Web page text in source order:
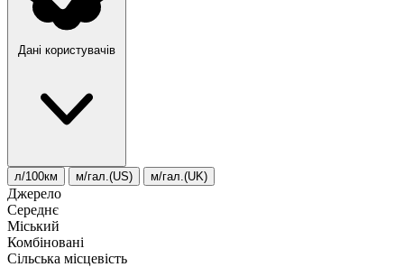
Дані користувачів
л/100км м/гал.(US) м/гал.(UK)
Джерело
Середнє
Міський
Комбіновані
Сільська місцевість